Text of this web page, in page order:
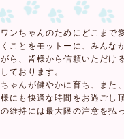
ンちゃんのためにどこまで
ことをモットーに、みんな
ら、皆様から信頼いただけ
ております。
ゃんが健やかに育ち、また
にも快適な時間をお過ごし
維持には最大限の注意を払